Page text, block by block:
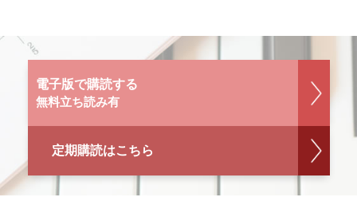
電子版で購読する
無料立ち読み有
定期購読はこちら